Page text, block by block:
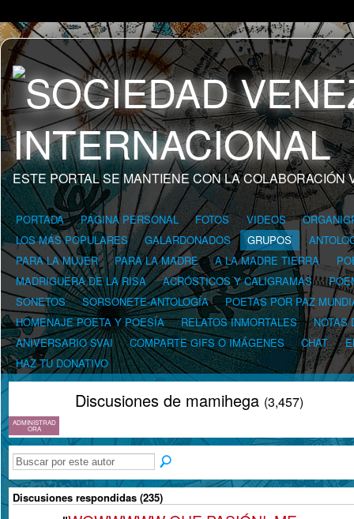
ESTE PORTAL SE MANTIENE CON LA COLABORACIÓN
PORTADA PÁGINA PERSONAL FOTOS VIDEOS
LOS MÁS POPULARES
GALARDONADOS GRUPOS
PARA LA MUJER
PARA LA MADRE A LA MADRE TIERRA
MADRIGUERA DE LA RISA
ACRÓSTICOS Y CALIGRAMAS
SONETOS
SORSONETE-ANTOLOGÍA
POETAS POR PAZ
HOMENAJE POETA Y POESÍA
RELATOS INMORTALES
NOTAS
ANIVERSARIO SVAI
COMPARTE GIFS O IMÁGENES CHAT
HAZ TU DONATIVO
ADMINISTRAD
ORA
Discusiones de mamihega (3,457)
Discusiones respondidas (235)